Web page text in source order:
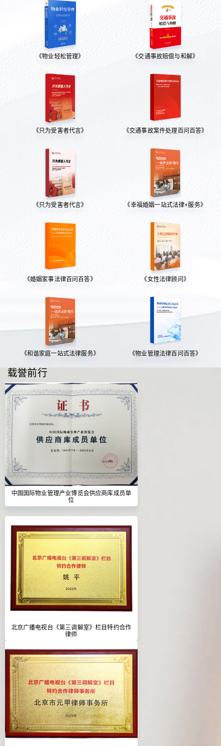
《物业轻松管理》 《交通事故赔偿与和解》
《只为受害者代言》 《交通事故案件处理百问百答》
《只为受害者代言》 《幸福婚姻一站式法律+服务》
《婚姻家事法律百问百答》 《女性法律顾问》
《和谐家庭一站式法律服务》 《物业管理法律百问百答》
载誉前行
中国国际物业管理产业博览会供应商库成员单
位
北京广播电视台《第三调解室》栏目特约合作
律师